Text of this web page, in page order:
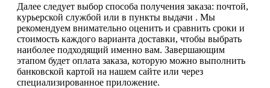
Далее следует выбор способа получения заказа: почтой,
курьерской службой или в пункты выдачи . Мы
рекомендуем внимательно оценить и сравнить сроки и
стоимость каждого варианта доставки, чтобы выбрать
наиболее подходящий именно вам. Завершающим
этапом будет оплата заказа, которую можно выполнить
банковской картой на нашем сайте или через
специализированное приложение.